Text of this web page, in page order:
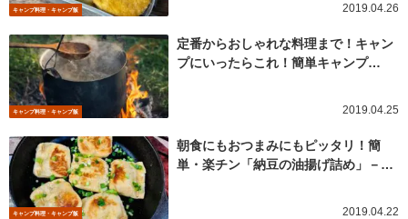
キャンプ料理・キャンプ飯 2019.04.26
キャンプ料理・キャンプ飯
定番からおしゃれな料理まで！キャン
プにいったらこれ！簡単キャンプ…
2019.04.25
キャンプ料理・キャンプ飯
朝食にもおつまみにもピッタリ！簡
単・楽チン「納豆の油揚げ詰め」－…
2019.04.22